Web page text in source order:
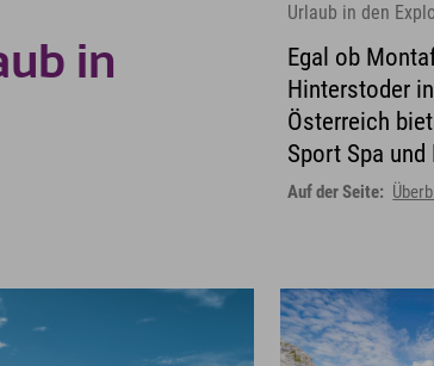
in
Urlaub in den
Egal ob
Hinterstoder
Österreich
Sport Spa und
Auf der Seite: